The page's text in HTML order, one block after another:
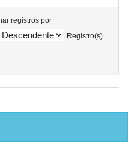
registros por
Registro(s)